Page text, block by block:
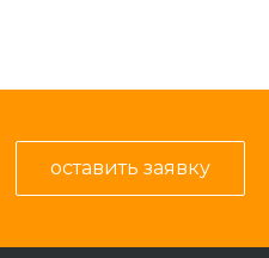
оставить заявку